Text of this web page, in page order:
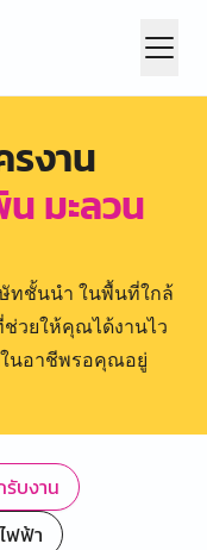
งาน
มะลวน
ทชั้นนำ ในพื้นที่ใกล้
วยให้คุณได้งานไว
ในอาชีพรอคุณอยู่
บงาน
ฟฟ้า